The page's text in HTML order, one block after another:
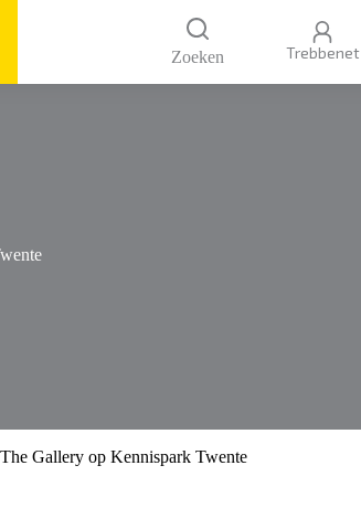
Zoeken
Trebbenet
Gallery op Kennispark Twente